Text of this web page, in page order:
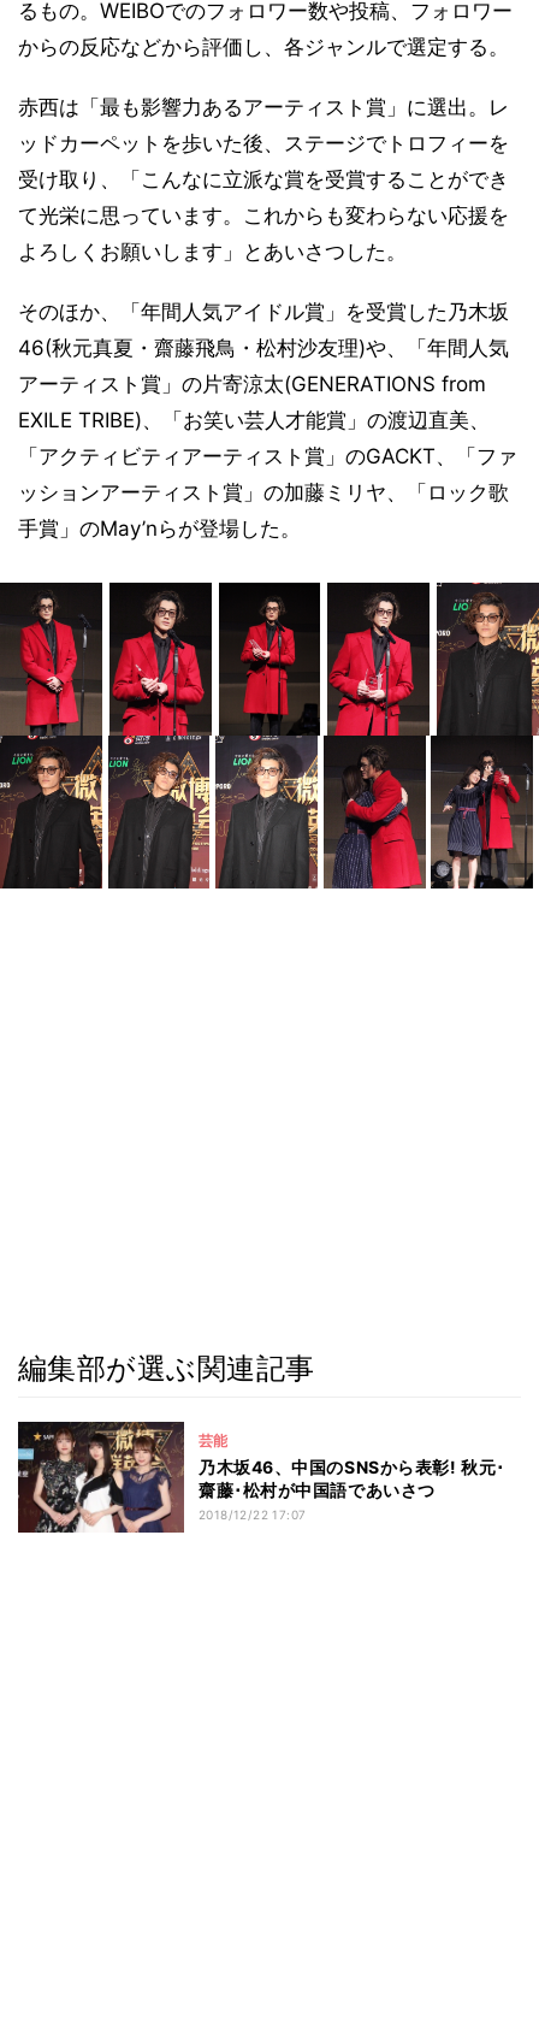
るもの。WEIBOでのフォロワー数や投稿、フォロワー
からの反応などから評価し、各ジャンルで選定する。
赤西は「最も影響力あるアーティスト賞」に選出。レ
ッドカーペットを歩いた後、ステージでトロフィーを
受け取り、「こんなに立派な賞を受賞することができ
て光栄に思っています。これからも変わらない応援を
よろしくお願いします」とあいさつした。
そのほか、「年間人気アイドル賞」を受賞した乃木坂
46(秋元真夏・齋藤飛鳥・松村沙友理)や、「年間人気
アーティスト賞」の片寄涼太(GENERATIONS from
EXILE TRIBE)、「お笑い芸人才能賞」の渡辺直美、
「アクティビティアーティスト賞」のGACKT、「ファ
ッションアーティスト賞」の加藤ミリヤ、「ロック歌
手賞」のMay’nらが登場した。
編集部が選ぶ関連記事
芸能
乃木坂46、中国のSNSから表彰! 秋元･
齋藤･松村が中国語であいさつ
2018/12/22 17:07